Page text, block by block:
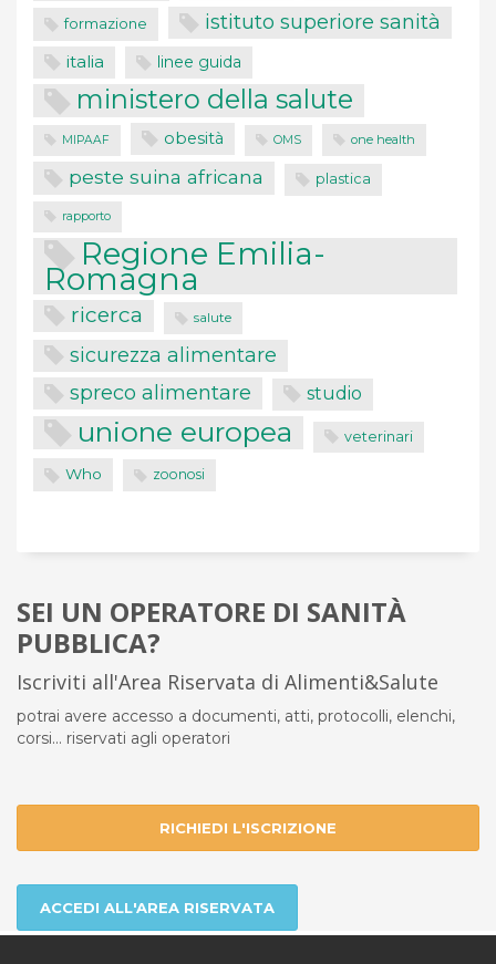
formazione istituto superiore sanità
italia linee guida
ministero della salute
MIPAAF obesità OMS one health
peste suina africana plastica
rapporto
Regione Emilia-
Romagna
ricerca salute
sicurezza alimentare
spreco alimentare studio
unione europea veterinari
Who zoonosi
SEI UN OPERATORE DI SANITÀ
PUBBLICA?
Iscriviti all'Area Riservata di Alimenti&Salute
potrai avere accesso a documenti, atti, protocolli, elenchi,
corsi... riservati agli operatori
RICHIEDI L'ISCRIZIONE
ACCEDI ALL'AREA RISERVATA